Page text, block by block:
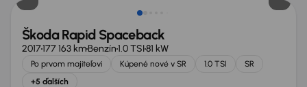
Škoda Rapid Spaceback
2017177 163 kmBenzín1.0 TSI81 kW
Po prvom majiteľovi Kúpené nové v SR 1.0 TSI
SR
+5 ďalších